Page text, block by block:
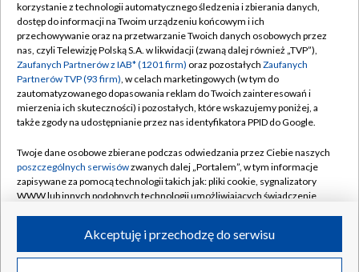
TVP
Abonament TVP
Emisja w TVP
Centrum informacji TVP
Naziemna Telewizja Cyfrowa
Rada Programowa
System NOS
Informacje o nadawcy
Program dla prasy
Regulamin TVP
Polityka prywatności
Moje zgody
Pomoc
Kontakt
Kanały
©2026 Telewizja Polska S.A. w likwidacji
korzystanie z technologii automatycznego śledzenia i zbierania danych,
dostęp do informacji na Twoim urządzeniu końcowym i ich
przechowywanie oraz na przetwarzanie Twoich danych osobowych przez
nas, czyli Telewizję Polską S.A. w likwidacji (zwaną dalej również „TVP”),
Zaufanych Partnerów z IAB* (1201 firm) oraz pozostałych Zaufanych
Partnerów TVP (93 firm), w celach marketingowych (w tym do
zautomatyzowanego dopasowania reklam do Twoich zainteresowań i
mierzenia ich skuteczności) i pozostałych, które wskazujemy poniżej, a
także zgody na udostępnianie przez nas identyfikatora PPID do Google.
Twoje dane osobowe zbierane podczas odwiedzania przez Ciebie naszych
poszczególnych serwisówzwanych dalej „Portalem”, w tym informacje
zapisywane za pomocą technologii takich jak: pliki cookie, sygnalizatory
WWW lub innych podobnych technologii umożliwiających świadczenie
ruchu w Internecie.Akceptuję i przechodzę do serwisu